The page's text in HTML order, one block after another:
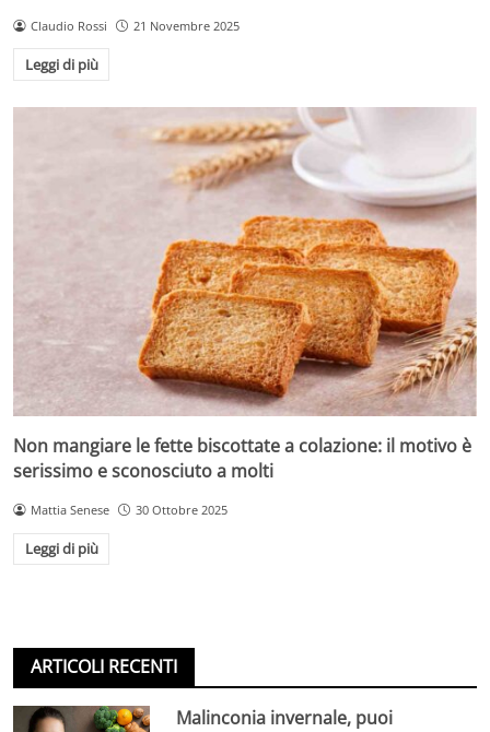
Claudio Rossi 21 Novembre 2025
Leggi di più
Non mangiare le fette biscottate a colazione: il motivo è
serissimo e sconosciuto a molti
Mattia Senese 30 Ottobre 2025
Leggi di più
ARTICOLI RECENTI
Malinconia invernale, puoi